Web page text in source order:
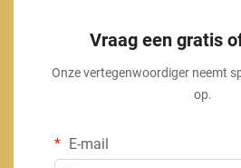
Vraag een gratis
Onze vertegenwoordiger neemt
op.
E-mail